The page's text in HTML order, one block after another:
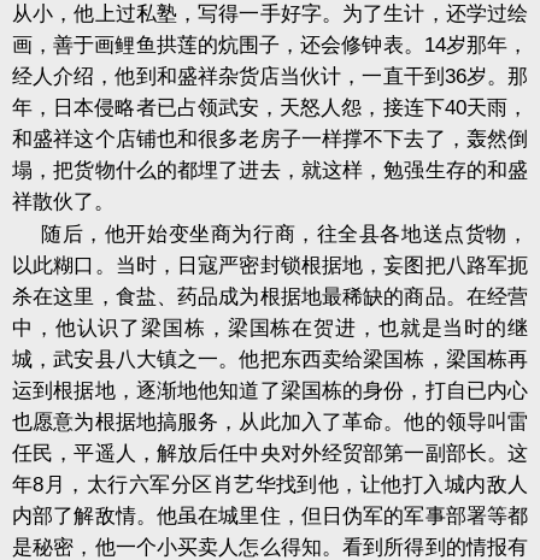
从小，他上过私塾，写得一手好字。为了生计，还学过绘
画，善于画鲤鱼拱莲的炕围子，还会修钟表。 14岁那年，
经人介绍，他到和盛祥杂货店当伙计，一直干到 36岁。那
年，日本侵略者已占领武安，天怒人怨，接连下40天雨，
和盛祥这个店铺也和很多老房子一样撑不下去了，轰然倒
塌，把货物什么的都埋了进去，就这样，勉强生存的和盛
祥散伙了。
随后，他开始变坐商为行商，往全县各地送点货物，
以此糊口。当时，日寇严密封锁根据地，妄图把八路军扼
杀在这里，食盐、药品成为根据地最稀缺的商品。在经营
中，他认识了梁国栋，梁国栋在贺进，也就是当时的继
城，武安县八大镇之一。他把东西卖给梁国栋，梁国栋再
运到根据地，逐渐地他知道了梁国栋的身份，打自已内心
也愿意为根据地搞服务，从此加入了革命。他的领导叫雷
任民，平遥人，解放后任中央对外经贸部第一副部长。这
年8 月，太行六军分区肖艺华找到他，让他打入城内敌人
内部了解敌情。他虽在城里住，但日伪军的军事部署等都
是秘密，他一个小买卖人怎么得知。看到所得到的情报有